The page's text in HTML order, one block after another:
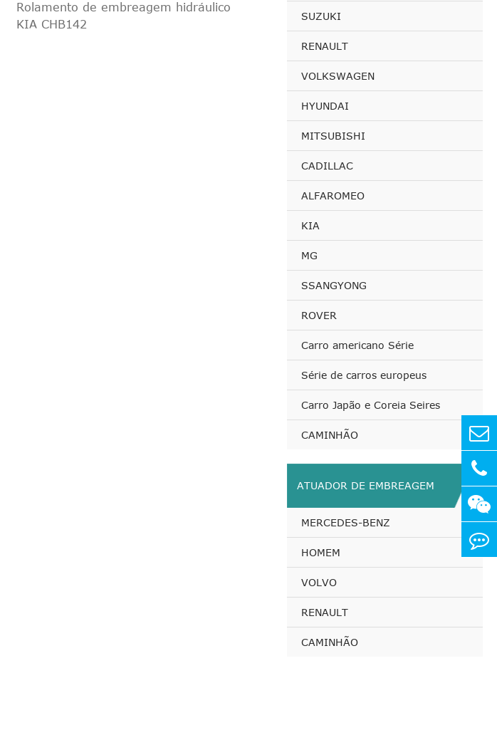
Rolamento de embreagem hidráulico
KIA CHB142
SUZUKI
RENAULT
VOLKSWAGEN
HYUNDAI
MITSUBISHI
CADILLAC
ALFAROMEO
KIA
MG
SSANGYONG
ROVER
Carro americano Série
Série de carros europeus
Carro Japão e Coreia Seires
CAMINHÃO
ATUADOR DE EMBREAGEM
MERCEDES-BENZ
HOMEM
VOLVO
RENAULT
CAMINHÃO